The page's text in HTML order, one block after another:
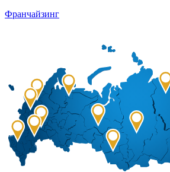
Франчайзинг